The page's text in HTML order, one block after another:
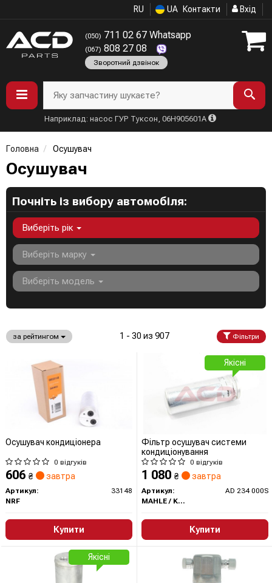
RU UA Контакти Вхід
(050) 711 02 67 Whatsapp
(067) 808 27 08
Зворотний дзвінок
Яку запчастину шукаєте?
Наприклад: насос ГУР Туксон, 06H905601A
Головна Осушувач
Осушувач
Почніть із вибору автомобіля:
Виберіть рік
Виберіть марку
Виберіть модель
за рейтингом 1 - 30 из 907 Фільтри
Осушувач кондиціонера
0 відгуків
606 ₴ завтра
Артикул:
33148
NRF
Купити
Фільтр осушувач системи
кондиціонування
0 відгуків
1 080 ₴ завтра
Артикул:
AD 234 000S
MAHLE / KNECHT
Купити
Якісні
Якісні